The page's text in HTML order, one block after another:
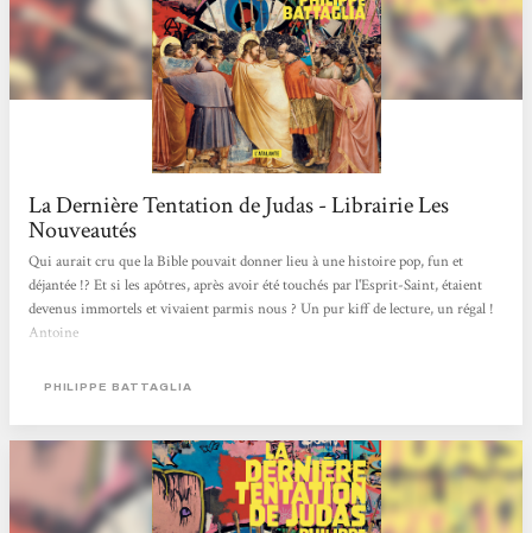
La Dernière Tentation de Judas - Librairie Les
Nouveautés
Qui aurait cru que la Bible pouvait donner lieu à une histoire pop, fun et
déjantée !? Et si les apôtres, après avoir été touchés par l'Esprit-Saint, étaient
devenus immortels et vivaient parmis nous ? Un pur kiff de lecture, un régal !
Antoine
PHILIPPE BATTAGLIA